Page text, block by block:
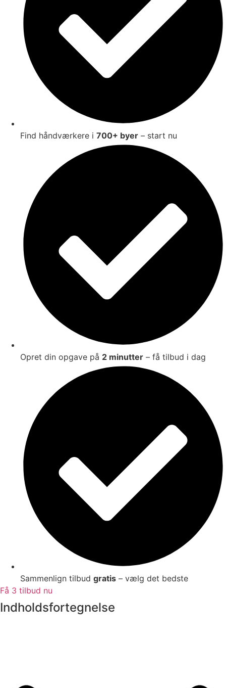
Find håndværkere i 700+ byer – start nu
Opret din opgave på 2 minutter – få tilbud i dag
Sammenlign tilbud gratis – vælg det bedste
Få 3 tilbud nu
Indholdsfortegnelse